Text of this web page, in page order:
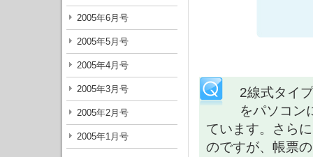
2005年6月号
2005年5月号
2005年4月号
2005年3月号
2005年2月号
2005年1月号
2線式タイ
をパソコン
ています。さら
のですが、帳票